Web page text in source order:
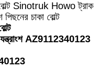
Sinotruk Howo ট্রাক
পিছনের চাকা বোল্ট
AZ9112340123